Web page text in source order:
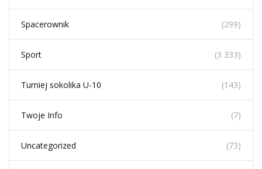
Spacerownik (299)
Sport (3 333)
Turniej sokolika U-10 (143)
Twoje Info (7)
Uncategorized (73)